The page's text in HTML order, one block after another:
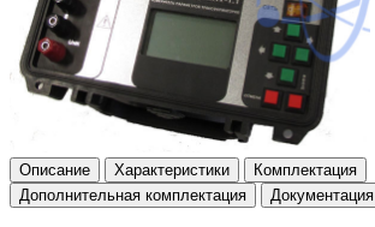
Описание Характеристики
Комплектация
Дополнительная комплектация
Документация